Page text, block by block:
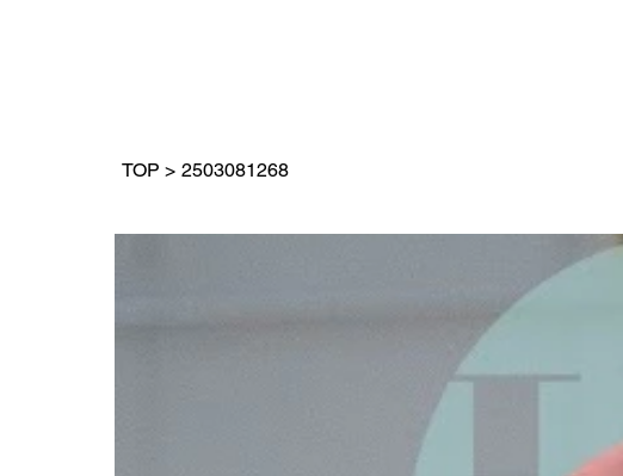
TOP > 2503081268